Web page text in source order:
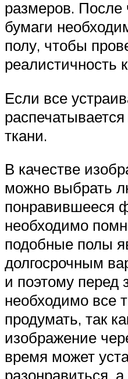
размеров. После
бумаги
полу, чтобы
реалистичность
Если все
ткани.
В качестве
можно выбрать
понравившееся
необходимо
подобные полы
долгосрочным
и поэтому перед
необходимо все
продумать, так
изображение
время может
разонравиться,